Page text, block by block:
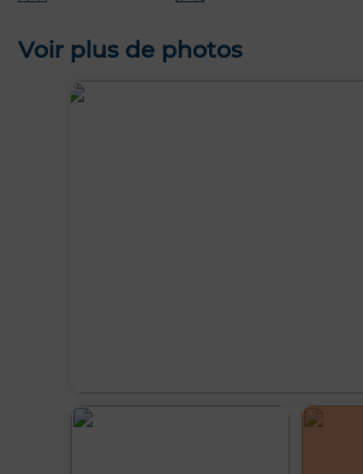
Voir plus de photos